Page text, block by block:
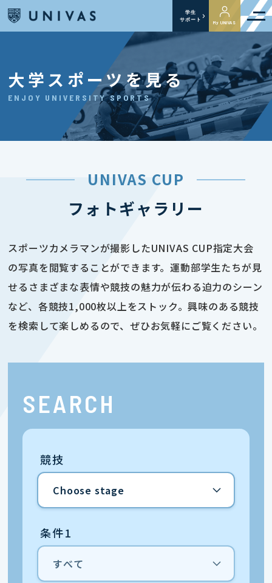
学生
サポート
My UNIVAS
大学スポーツを見る
ENJOY UNIVERSITY SPORTS
UNIVAS CUP
フォトギャラリー
スポーツカメラマンが撮影したUNIVAS CUP指定大会
の写真を閲覧することができます。運動部学生たちが見
せるさまざまな表情や競技の魅力が伝わる迫力のシーン
など、各競技1,000枚以上をストック。興味のある競技
を検索して楽しめるので、ぜひお気軽にご覧ください。
SEARCH
競技
条件1